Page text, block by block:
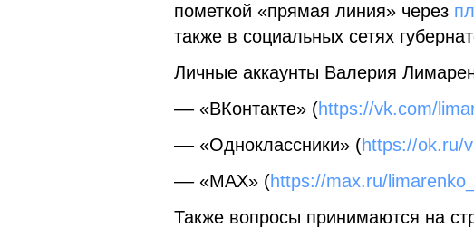
пометкой «прямая линия» через
также в социальных сетях
Личные аккаунты Валерия
–– «ВКонтакте» (https://vk.com/
–– «Одноклассники» (https://ok.ru/
–– «МAX» (https://max.ru/
Также вопросы принимаются на